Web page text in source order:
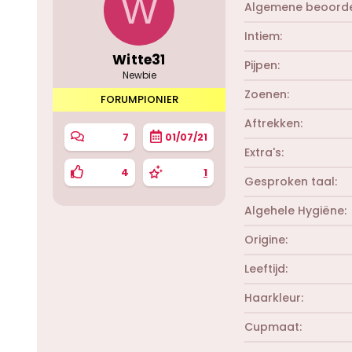
W
Witte31
Newbie
FORUMPIONIER
7 01/07/21
4 1
Algemene
Intiem
Pijpen
Zoenen
Aftrekken
Extra's
Gesproken taal
Algehele Hygiëne
Origine
Leeftijd
Haarkleur
Cupmaat